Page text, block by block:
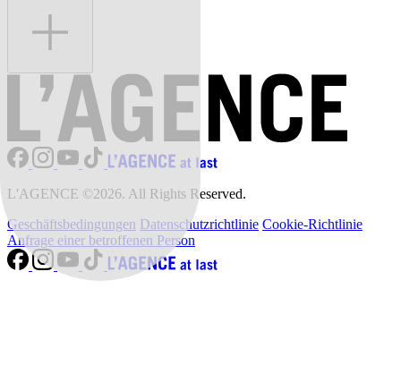
L'AGENCE ©2026. All Rights Reserved.
Geschäftsbedingungen Datenschutzrichtlinie Cookie-Richtlinie
Anfrage einer betroffenen Person